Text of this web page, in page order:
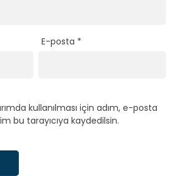
E-posta *
kullanılması için adım, e-posta
bu tarayıcıya kaydedilsin.